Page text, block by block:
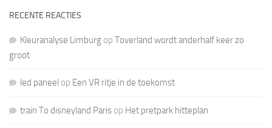
RECENTE REACTIES
Kleuranalyse Limburg op Toverland wordt anderhalf keer zo
groot
led paneel op Een VR ritje in de toekomst
train To disneyland Paris op Het pretpark hitteplan